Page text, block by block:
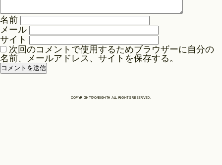
ョ
ン
名前
メール
サイト
次回のコメントで使用するためブラウザーに自分の
名前、メールアドレス、サイトを保存する。
COPYRIGHT©O/EIGHTH ALL RIGHTS RESERVED.